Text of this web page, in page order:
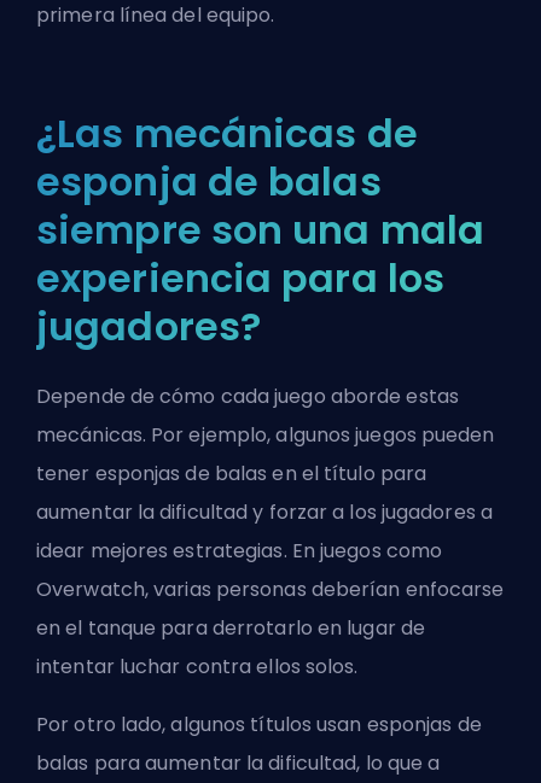
primera línea del equipo.
¿Las mecánicas de
esponja de balas
siempre son una mala
experiencia para los
jugadores?
Depende de cómo cada juego aborde estas
mecánicas. Por ejemplo, algunos juegos pueden
tener esponjas de balas en el título para
aumentar la dificultad y forzar a los jugadores a
idear mejores estrategias. En juegos como
Overwatch, varias personas deberían enfocarse
en el tanque para derrotarlo en lugar de
intentar luchar contra ellos solos.
Por otro lado, algunos títulos usan esponjas de
balas para aumentar la dificultad, lo que a